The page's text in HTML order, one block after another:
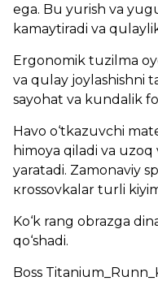
ega. Bu yurish va
kamaytiradi va
Ergonomik tuzilma
va qulay joylashishni
sayohat va kundalik
Havo o‘tkazuvchi
himoya qiladi va
yaratadi. Zamonaviy
кrossovkalar turli
Ko‘k rang obrazga
qo‘shadi.
Boss